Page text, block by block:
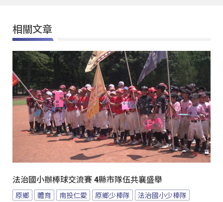
相關文章
法治國小辦棒球交流賽 4縣市隊伍共襄盛舉
原鄉 體育 南投仁愛 原鄉少棒隊 法治國小少棒隊